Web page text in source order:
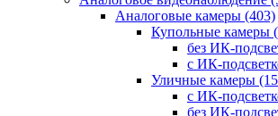
Аналоговые камеры (403)
Купольные камеры
без ИК-
с ИК-
Уличные камеры
с ИК-
без ИК-